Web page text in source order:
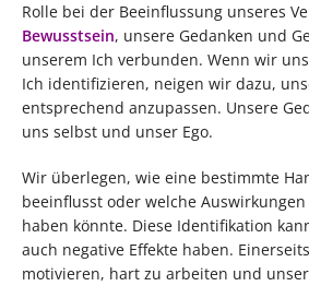
Rolle bei der Beeinflussung unseres
Bewusstsein, unsere Gedanken und
unserem Ich verbunden. Wenn wir
Ich identifizieren, neigen wir dazu,
entsprechend anzupassen. Unsere
uns selbst und unser Ego.
Wir überlegen, wie eine bestimmte
beeinflusst oder welche
haben könnte. Diese Identifikation
auch negative Effekte haben.
motivieren, hart zu arbeiten und